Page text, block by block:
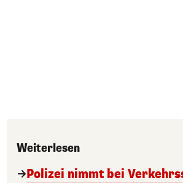
Weiterlesen
Polizei nimmt bei